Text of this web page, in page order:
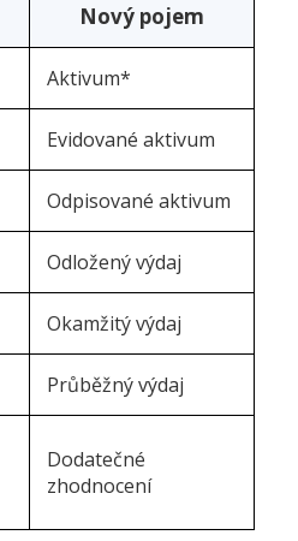
Nový pojem
Aktivum*
Evidované aktivum
Odpisované aktivum
Odložený výdaj
Okamžitý výdaj
Průběžný výdaj
Dodatečné
zhodnocení